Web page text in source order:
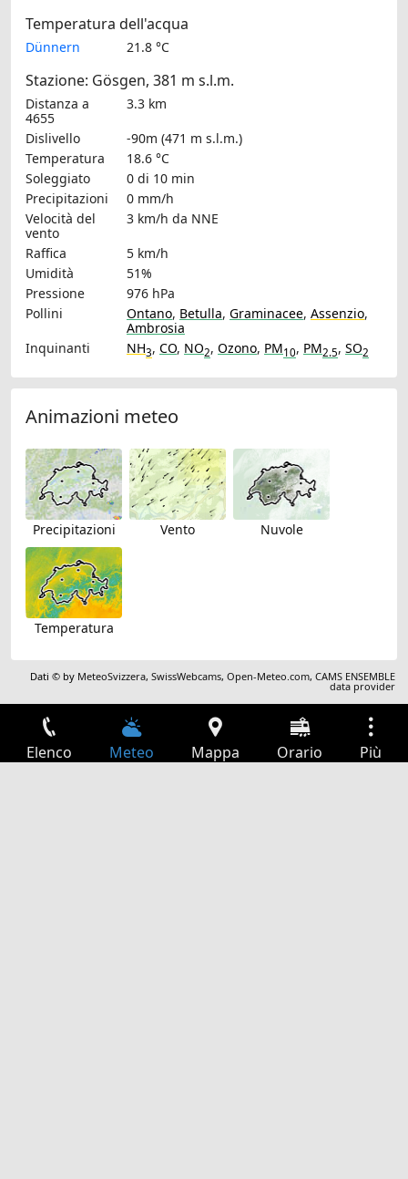
Temperatura dell'acqua
Dünnern 21.8 °C
Stazione: Gösgen, 381 m s.l.m.
Distanza a
4655
3.3 km
Dislivello
-90m (471 m s.l.m.)
Temperatura
18.6 °C
Soleggiato
0 di 10 min
Precipitazioni
0 mm/h
Velocità del
vento
3 km/h da NNE
Raffica
5 km/h
Umidità
51%
Pressione
976 hPa
Pollini
Ontano, Betulla, Graminacee, Assenzio,
Ambrosia
Inquinanti
NH3, CO, NO2, Ozono, PM10, PM2.5, SO2
Animazioni meteo
Precipitazioni Vento Nuvole
Temperatura
Dati © by MeteoSvizzera,SwissWebcams,Open-Meteo.com,CAMS ENSEMBLE
data provider
Elenco Meteo Mappa Orario Più